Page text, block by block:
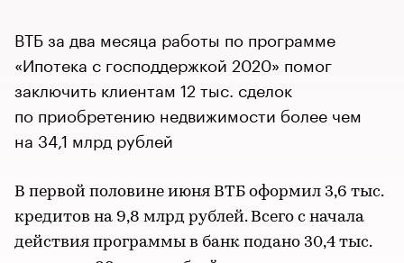
ВТБ за два месяца работы по программе
«Ипотека с господдержкой 2020» помог
заключить клиентам 12 тыс. сделок
по приобретению недвижимости более чем
на 34,1 млрд рублей
В первой половине июня ВТБ оформил 3,6 тыс.
кредитов на 9,8 млрд рублей. Всего с начала
действия программы в банк подано 30,4 тыс.